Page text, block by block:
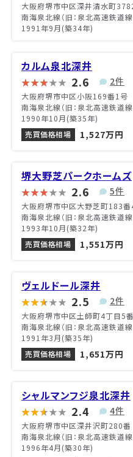
大阪府堺市中区深井清水町
南海泉北線（旧：泉北高速鉄道線
1991年9月(築34年)
カルム泉北深井
2.6 2件
大阪府堺市中区小阪169番1号
南海泉北線（旧：泉北高速鉄道線
1990年10月(築35年)
売買価格相場
1,527万円
堺大野芝パークホームズ
2.6 5件
大阪府堺市中区大野芝町183番
南海泉北線（旧：泉北高速鉄道線
1993年10月(築32年)
売買価格相場
1,551万円
ヴェルドール深井
2.5 2件
大阪府堺市中区土師町4丁目5
南海泉北線（旧：泉北高速鉄道線
1991年3月(築35年)
売買価格相場
1,651万円
シャルマンフジ泉北深井
2.4 4件
大阪府堺市中区深井沢町280番
南海泉北線（旧：泉北高速鉄道線
1996年4月(築30年)